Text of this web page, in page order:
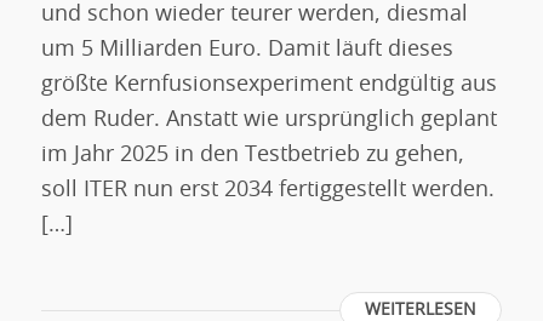
und schon wieder teurer werden, diesmal
um 5 Milliarden Euro. Damit läuft dieses
größte Kernfusionsexperiment endgültig aus
dem Ruder. Anstatt wie ursprünglich geplant
im Jahr 2025 in den Testbetrieb zu gehen,
soll ITER nun erst 2034 fertiggestellt werden.
[…]
WEITERLESEN